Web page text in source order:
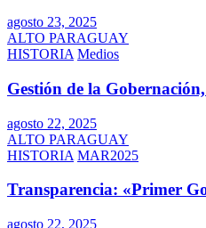
agosto 23, 2025
ALTO PARAGUAY
HISTORIA Medios
Gestión de la
agosto 22, 2025
ALTO PARAGUAY
HISTORIA MAR2025
Transparencia: «Primer
agosto 22, 2025